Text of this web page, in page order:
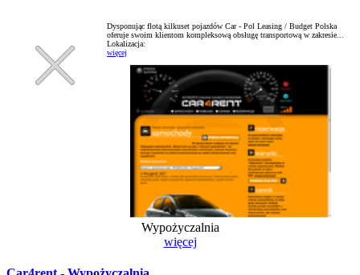
Dysponując flotą kilkuset pojazdów Car - Pol Leasing / Budget Polska
oferuje swoim klientom kompleksową obsługę transportową w zakresie...
Lokalizacja:
więcej
Wypożyczalnia
więcej